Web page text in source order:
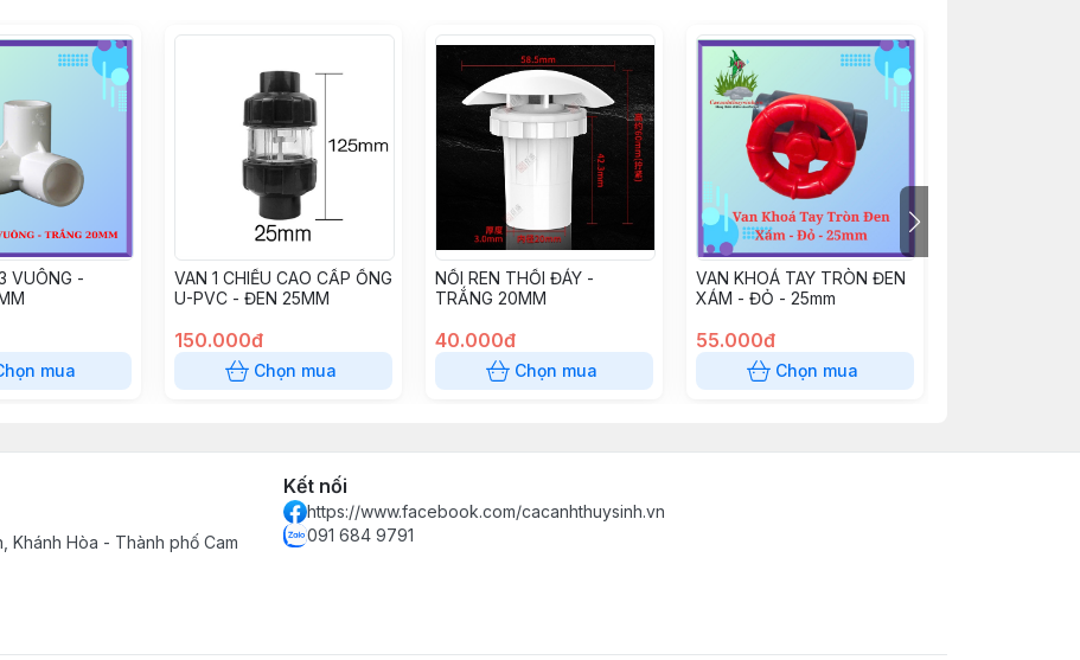
VUÔNG -
mua
VAN 1 CHIỀU CAO CẤP ỐNG
U-PVC - ĐEN 25MM
150.000đ
Chọn mua
NỐI REN THỔI ĐÁY -
TRẮNG 20MM
40.000đ
Chọn mua
VAN KHOÁ TAY TRÒN ĐEN
XÁM - ĐỎ - 25mm
55.000đ
Chọn mua
Khánh Hòa - Thành phố Cam
Kết nối
https://www.facebook.com/cacanhthuysinh.vn
091 684 9791